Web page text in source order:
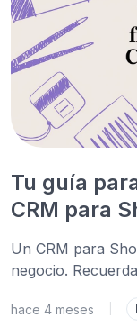
Tu guía
CRM para
Un CRM para
negocio.
hace 4 meses